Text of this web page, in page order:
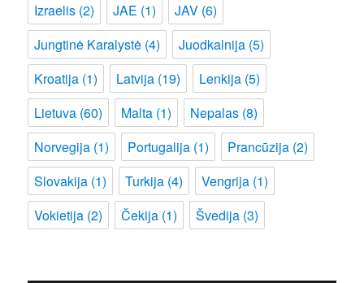
Izraelis (2) JAE (1) JAV (6)
Jungtinė Karalystė (4) Juodkalnija (5)
Kroatija (1) Latvija (19) Lenkija (5)
Lietuva (60) Malta (1) Nepalas (8)
Norvegija (1) Portugalija (1) Prancūzija (2)
Slovakija (1) Turkija (4) Vengrija (1)
Vokietija (2) Čekija (1) Švedija (3)